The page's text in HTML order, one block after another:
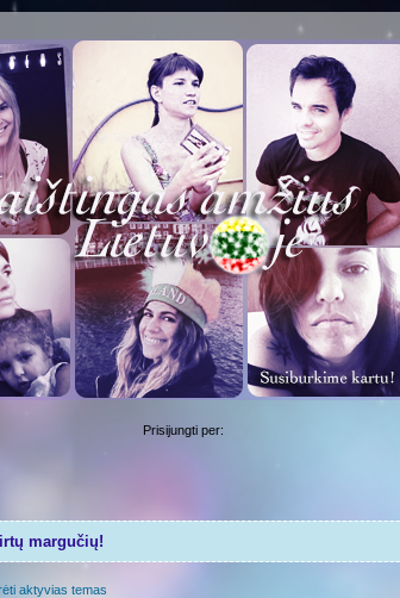
Prisijungti per:
margučių!
aktyvias temas